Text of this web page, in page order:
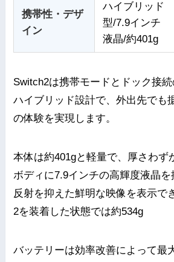
携帯性・デザ
イン
ハイブリッド
型/7.9インチ
液晶/約401g
Switch2は携帯モードとドック接
ハイブリッド設計で、外出先でも
の体験を実現します。
本体は約401gと軽量で、厚さわず
ボディに7.9インチの高輝度液晶
反射を抑えた鮮明な映像を表示
2を装着した状態では約534g
バッテリーは効率改善によって最